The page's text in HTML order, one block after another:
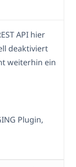
API hier
deaktiviert
weiterhin ein
Plugin,